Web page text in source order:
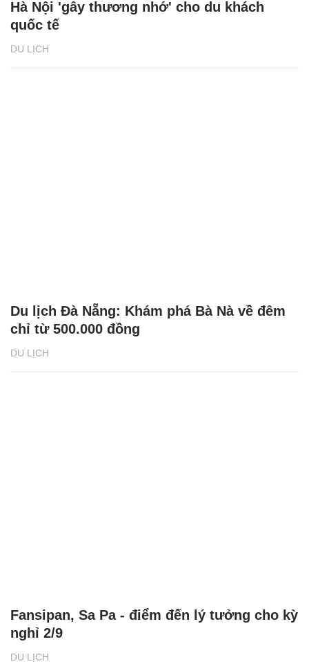
DU LỊCH
Hà Nội 'gây thương nhớ' cho du khách
quốc tế
DU LỊCH
Du lịch Đà Nẵng: Khám phá Bà Nà về đêm
chỉ từ 500.000 đồng
DU LỊCH
Fansipan, Sa Pa - điểm đến lý tưởng cho kỳ
nghỉ 2/9